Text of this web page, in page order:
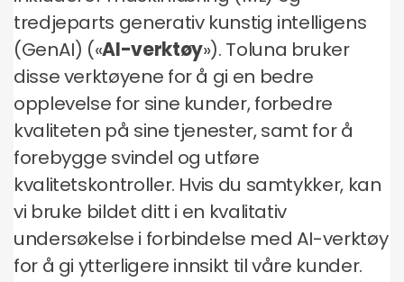
tredjeparts generativ kunstig intelligens
(GenAI) («AI-verktøy»). Toluna bruker
disse verktøyene for å gi en bedre
opplevelse for sine kunder, forbedre
kvaliteten på sine tjenester, samt for å
forebygge svindel og utføre
kvalitetskontroller. Hvis du samtykker, kan
vi bruke bildet ditt i en kvalitativ
undersøkelse i forbindelse med AI-verktøy
for å gi ytterligere innsikt til våre kunder.